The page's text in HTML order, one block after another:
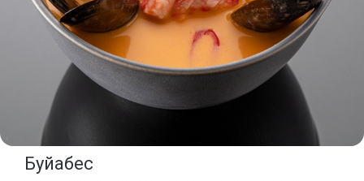
Буйабес